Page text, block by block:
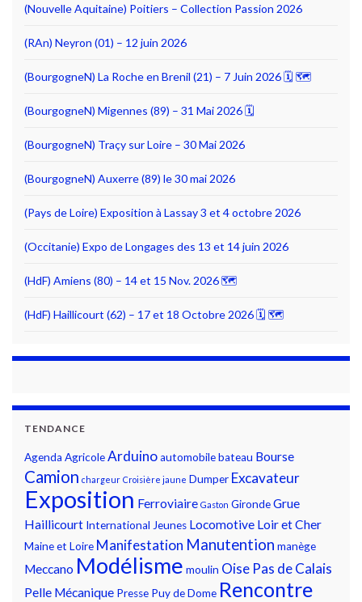
(Nouvelle Aquitaine) Poitiers – Collection Passion 2026
(RAn) Neyron (01) – 12 juin 2026
(BourgogneN) La Roche en Brenil (21) – 7 Juin 2026 🗓 🗺
(BourgogneN) Migennes (89) – 31 Mai 2026 🗓
(BourgogneN) Traçy sur Loire – 30 Mai 2026
(BourgogneN) Auxerre (89) le 30 mai 2026
(Pays de Loire) Exposition à Lassay 3 et 4 octobre 2026
(Occitanie) Expo de Longages des 13 et 14 juin 2026
(HdF) Amiens (80) – 14 et 15 Nov. 2026 🗺
(HdF) Haillicourt (62) – 17 et 18 Octobre 2026 🗓 🗺
TENDANCE
Agenda AgricoleArduinoautomobilebateau Bourse
Camion chargeur Croisière jaune Dumper Excavateur
Exposition Ferroviaire Gaston GirondeGrue
Haillicourt International Jeunes Locomotive Loir et Cher
Maine et Loire Manifestation Manutention manège
Meccano Modélisme moulin Oise Pas de Calais
Pelle Mécanique Presse Puy de Dome Rencontre